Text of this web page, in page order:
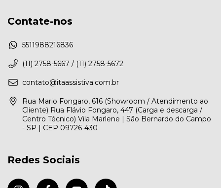
Contate-nos
5511988216836
(11) 2758-5667 / (11) 2758-5672
contato@itaassistiva.com.br
Rua Mario Fongaro, 616 (Showroom / Atendimento ao
Cliente) Rua Flávio Fongaro, 447 (Carga e descarga /
Centro Técnico) Vila Marlene | São Bernardo do Campo
- SP | CEP 09726-430
Redes Sociais